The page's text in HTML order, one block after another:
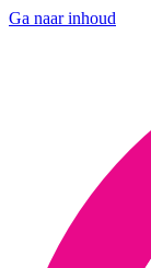
Ga naar inhoud